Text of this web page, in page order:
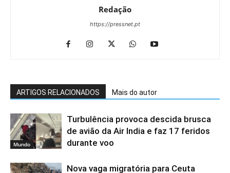
Redação
https://pressnet.pt
ARTIGOS RELACIONADOS Mais do autor
Mundo
Turbulência provoca descida brusca
de avião da Air India e faz 17 feridos
durante voo
Nova vaga migratória para Ceuta